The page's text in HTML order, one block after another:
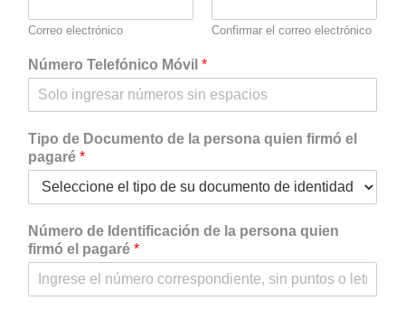
e
i
d
Correo electrónico Confirmar el correo electrónico
Número Telefónico Móvil *
Tipo de Documento de la persona quien firmó el
pagaré *
Número de Identificación de la persona quien
firmó el pagaré *